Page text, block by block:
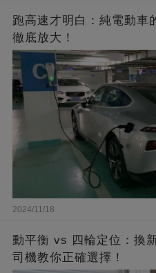
跑高速才明白：純電動車
徹底放大！
2024/11/18
動平衡 vs 四輪定位：換
司機教你正確選擇！